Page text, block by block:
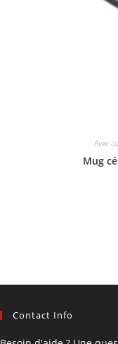
Avec
Mug
Contact Info